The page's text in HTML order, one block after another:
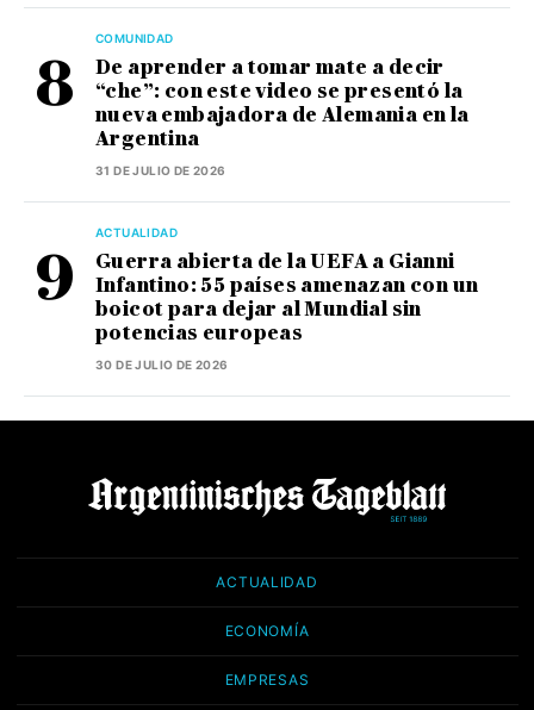
COMUNIDAD
De aprender a tomar mate a decir
“che”: con este video se presentó la
nueva embajadora de Alemania en la
Argentina
31 DE JULIO DE 2026
ACTUALIDAD
Guerra abierta de la UEFA a Gianni
Infantino: 55 países amenazan con un
boicot para dejar al Mundial sin
potencias europeas
30 DE JULIO DE 2026
ACTUALIDAD
ECONOMÍA
EMPRESAS